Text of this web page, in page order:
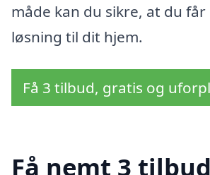
måde kan du sikre, at du
løsning til dit hjem.
Få 3 tilbud, gratis og
Få nemt 3